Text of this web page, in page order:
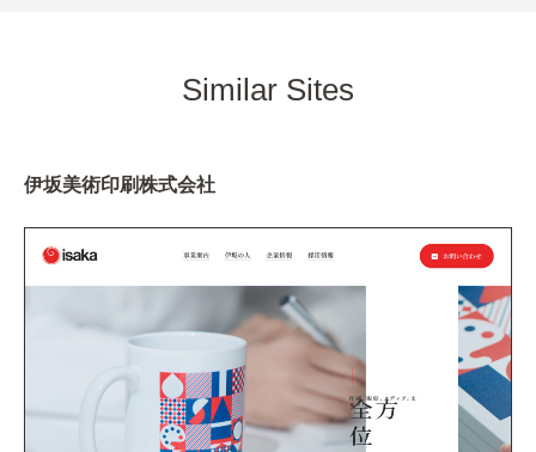
Similar Sites
伊坂美術印刷株式会社